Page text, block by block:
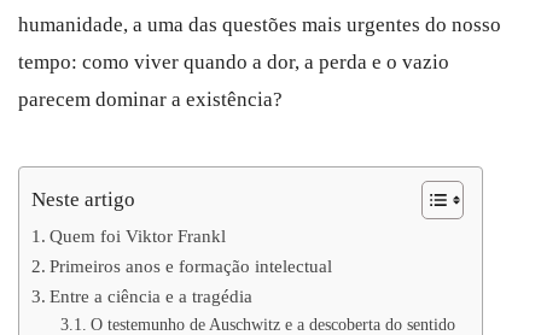
humanidade, a uma das questões mais urgentes do nosso
tempo: como viver quando a dor, a perda e o vazio
parecem dominar a existência?
Neste artigo
Quem foi Viktor Frankl
Primeiros anos e formação intelectual
Entre a ciência e a tragédia
O testemunho de Auschwitz e a descoberta do sentido